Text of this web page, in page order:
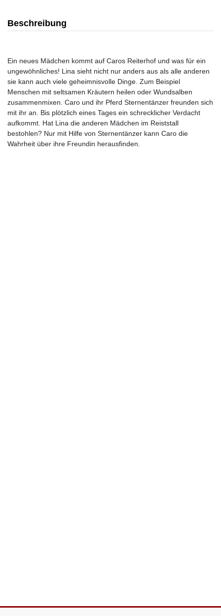
Beschreibung
Ein neues Mädchen kommt auf Caros Reiterhof und was für ein
ungewöhnliches! Lina sieht nicht nur anders aus als alle anderen
sie kann auch viele geheimnisvolle Dinge. Zum Beispiel
Menschen mit seltsamen Kräutern heilen oder Wundsalben
zusammenmixen. Caro und ihr Pferd Sternentänzer freunden sich
mit ihr an. Bis plötzlich eines Tages ein schrecklicher Verdacht
aufkommt. Hat Lina die anderen Mädchen im Reiststall
bestohlen? Nur mit Hilfe von Sternentänzer kann Caro die
Wahrheit über ihre Freundin herausfinden.